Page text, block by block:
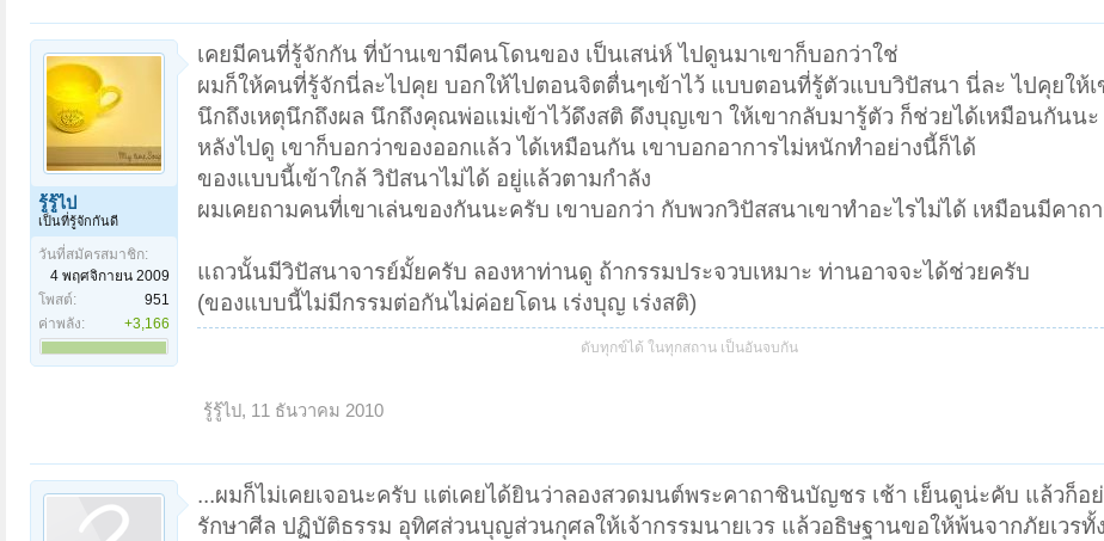
รู้รู้ไป
เป็นที่รู้จักกันดี
วันที่สมัครสมาชิก:
4 พฤศจิกายน 2009
โพสต์:
951
ค่าพลัง:
+3,166
เคยมีคนที่รู้จักกัน ที่บ้านเขามีคนโดนของ เป็นเสน่ห์ ไปดูนมาเขาก็บอกว่าใช่
ผมก็ให้คนที่รู้จักนี่ละไปคุย บอกให้ไปตอนจิตตื่นๆเข้าไว้ แบบตอนที่รู้ตัวแบบวิปัสนา นี่ละ ไปคุยให้เ
นึกถึงเหตุนึกถึงผล นึกถึงคุณพ่อแม่เข้าไว้ดึงสติ ดึงบุญเขา ให้เขากลับมารู้ตัว ก็ช่วยได้เหมือนกันน
หลังไปดู เขาก็บอกว่าของออกแล้ว ได้เหมือนกัน เขาบอกอาการไม่หนักทำอย่างนี้ก็ได้
ของแบบนี้เข้าใกล้ วิปัสนาไม่ได้ อยู่แล้วตามกำลัง
ผมเคยถามคนที่เขาเล่นของกันนะครับ เขาบอกว่า กับพวกวิปัสสนาเขาทำอะไรไม่ได้ เหมือนมีคาถ
แถวนั้นมีวิปัสนาจารย์มั้ยครับ ลองหาท่านดู ถ้ากรรมประจวบเหมาะ ท่านอาจจะได้ช่วยครับ
(ของแบบนี้ไม่มีกรรมต่อกันไม่ค่อยโดน เร่งบุญ เร่งสติ)
ดับทุกข์ได้ ในทุกสถาน เป็นอันจบกัน
รู้รู้ไป , 11 ธันวาคม 2010
...ผมก็ไม่เคยเจอนะครับ แต่เคยได้ยินว่าลองสวดมนต์พระคาถาชินบัญชร เช้า เย็นดูน่ะคับ แล้วก็อ
รักษาศีล ปฏิบัติธรรม อุทิศส่วนบุญส่วนกุศลให้เจ้ากรรมนายเวร แล้วอธิษฐานขอให้พ้นจากภัยเวรทั้